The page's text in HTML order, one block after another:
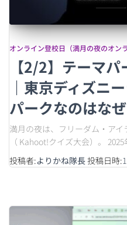
オンライン登校日（満月の夜のオン
【2/2】テーマパ
｜東京ディズニ
パークなのはな
満月の夜は、フリーダム・ア
（ Kahoot!クイズ大会）。 2025
投稿者:よりかね隊長投稿日時: